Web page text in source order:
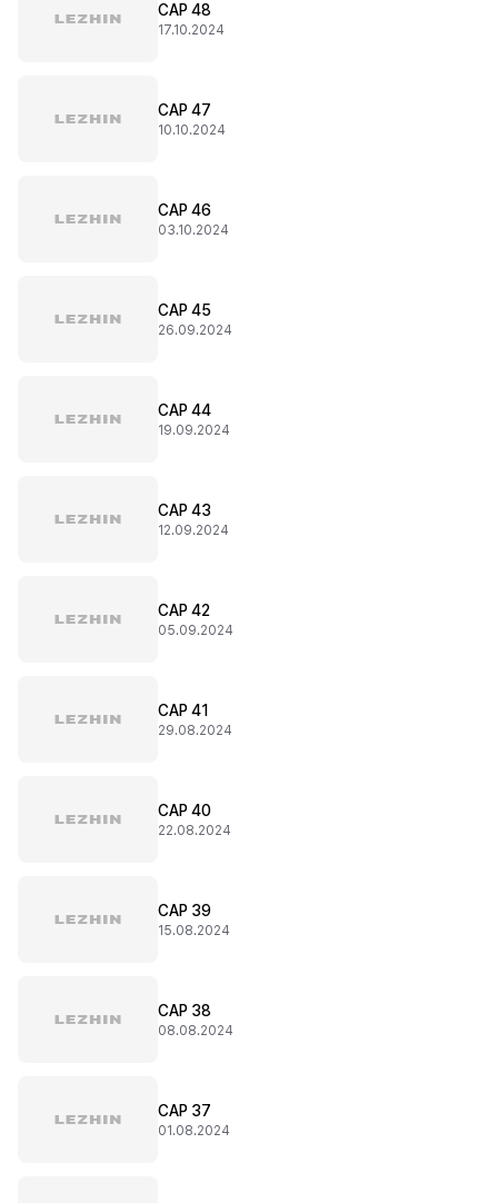
CAP 48
17.10.2024
CAP 47
10.10.2024
CAP 46
03.10.2024
CAP 45
26.09.2024
CAP 44
19.09.2024
CAP 43
12.09.2024
CAP 42
05.09.2024
CAP 41
29.08.2024
CAP 40
22.08.2024
CAP 39
15.08.2024
CAP 38
08.08.2024
CAP 37
01.08.2024